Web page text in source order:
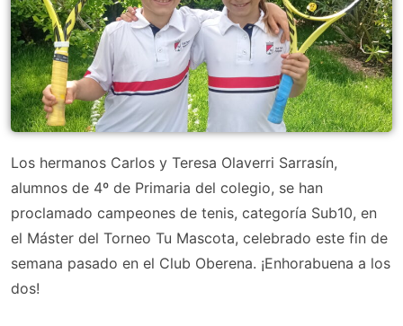
Los hermanos Carlos y Teresa Olaverri Sarrasín,
alumnos de 4º de Primaria del colegio, se han
proclamado campeones de tenis, categoría Sub10, en
el Máster del Torneo Tu Mascota, celebrado este fin de
semana pasado en el Club Oberena. ¡Enhorabuena a los
dos!